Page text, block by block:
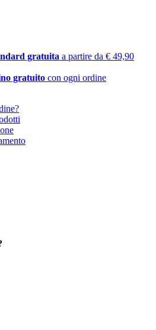
gratuita a partire da € 49,90
gratuito con ogni ordine